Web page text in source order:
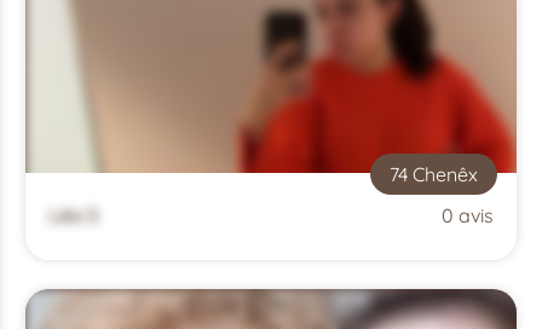
74 Chenêx
Léa S
0 avis